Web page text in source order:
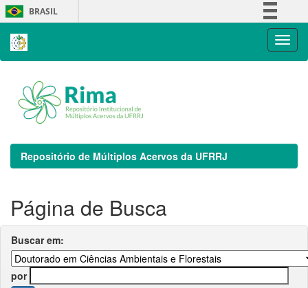
Skip
navigation
BRASIL
Repositório de Múltiplos Acervos da UFRRJ
Página de Busca
Buscar em:
por